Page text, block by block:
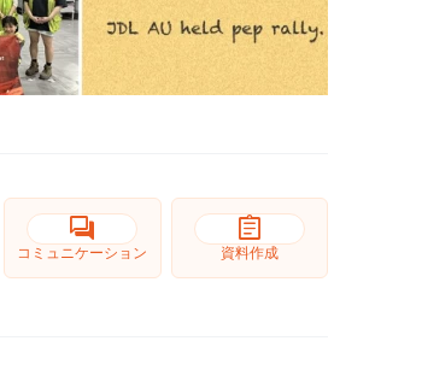
forum
コミュニケーション
assignment
資料作成